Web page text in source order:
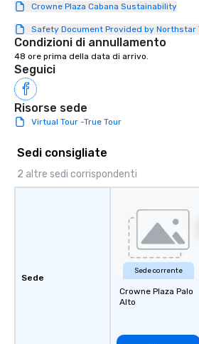
Crowne Plaza Cabana Sustainability
Safety Document Provided by Northstar
Condizioni di annullamento
48 ore prima della data di arrivo.
Seguici
Risorse sede
Virtual Tour -True Tour
Sedi consigliate
2 altre sedi corrispondenti
Sede
Sede corrente
Crowne Plaza Palo
Alto